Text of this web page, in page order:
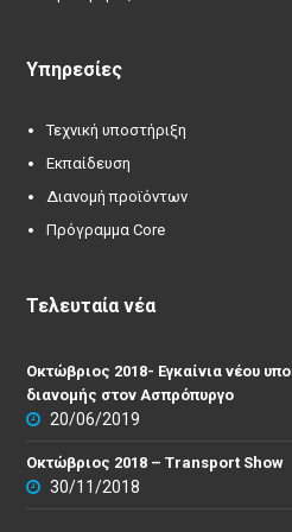
Υπηρεσίες
Τεχνική υποστήριξη
Εκπαίδευση
Διανομή προϊόντων
Πρόγραμμα Core
Τελευταία νέα
Οκτώβριος 2018- Εγκαίνια νέου
διανομής στον Ασπρόπυργο
20/06/2019
Οκτώβριος 2018 – Transport Show
30/11/2018